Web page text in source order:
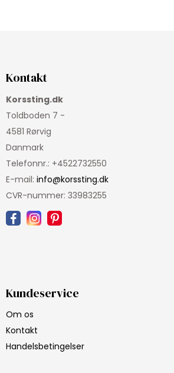
Kontakt
Korssting.dk
Toldboden 7 -
4581 Rørvig
Danmark
Telefonnr.: +4522732550
E-mail: info@korssting.dk
CVR-nummer: 33983255
Kundeservice
Om os
Kontakt
Handelsbetingelser